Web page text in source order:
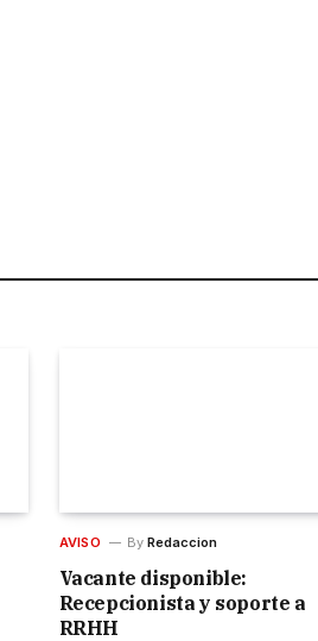
AVISO By Redaccion
Vacante disponible:
Recepcionista y soporte a
RRHH